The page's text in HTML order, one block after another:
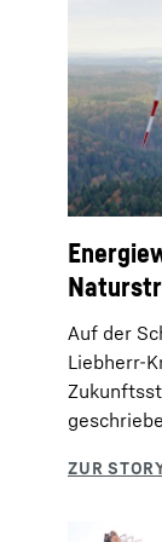
Auf der
Liebherr-